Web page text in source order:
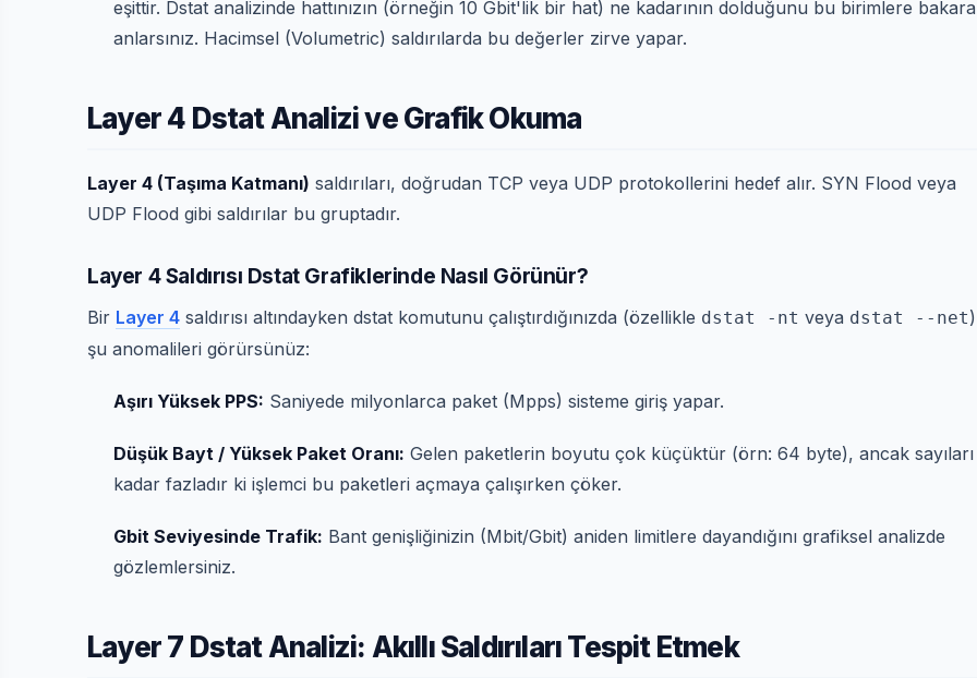
eşittir. Dstat analizinde hattınızın (örneğin 10 Gbit'lik bir hat) ne kadarının dolduğunu bu birimlere
anlarsınız. Hacimsel (Volumetric) saldırılarda bu değerler zirve yapar.
Layer 4 Dstat Analizi ve Grafik Okuma
Layer 4 (Taşıma Katmanı) saldırıları, doğrudan TCP veya UDP protokollerini hedef alır. SYN Flood veya
UDP Flood gibi saldırılar bu gruptadır.
Layer 4 Saldırısı Dstat Grafiklerinde Nasıl Görünür?
Bir Layer 4 saldırısı altındayken dstat komutunu çalıştırdığınızda (özellikle dstat -nt veya dstat --net)
şu anomalileri görürsünüz:
Aşırı Yüksek PPS: Saniyede milyonlarca paket (Mpps) sisteme giriş yapar.
Düşük Bayt / Yüksek Paket Oranı: Gelen paketlerin boyutu çok küçüktür (örn: 64 byte), ancak
kadar fazladır ki işlemci bu paketleri açmaya çalışırken çöker.
Gbit Seviyesinde Trafik: Bant genişliğinizin (Mbit/Gbit) aniden limitlere dayandığını grafiksel analizde
gözlemlersiniz.
Layer 7 Dstat Analizi: Akıllı Saldırıları Tespit Etmek